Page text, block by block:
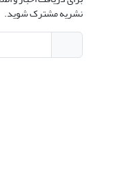
نشریه مشترک شوید.